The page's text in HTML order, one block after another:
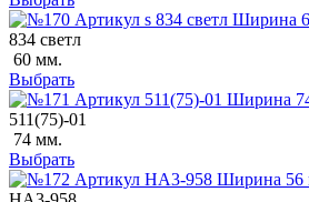
834 светл
60 мм.
Выбрать
511(75)-01
74 мм.
Выбрать